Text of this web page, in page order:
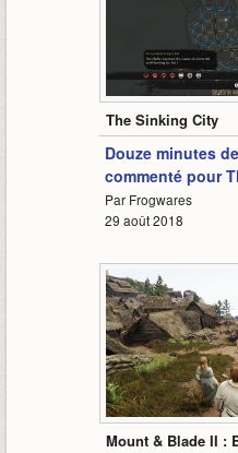
The Sinking City
Douze minutes
commenté pour
Par Frogwares
29 août 2018
Mount & Blade II :